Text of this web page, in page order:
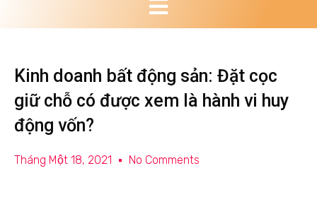
Kinh doanh bất động sản: Đặt cọc
giữ chỗ có được xem là hành vi huy
động vốn?
Tháng Một 18, 2021 No Comments